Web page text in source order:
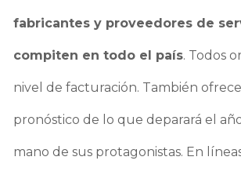
fabricantes y proveedores de
compiten en todo el país. Todos
nivel de facturación. También
pronóstico de lo que deparará el
mano de sus protagonistas. En